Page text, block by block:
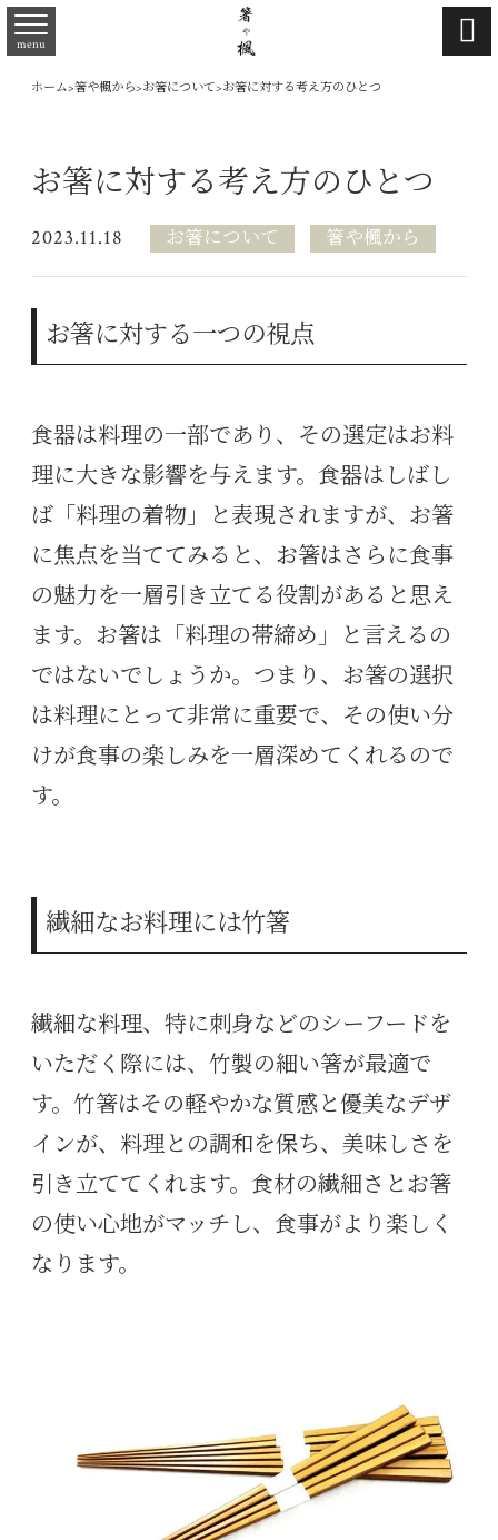
menu 
ホーム>箸や楓から>お箸について>お箸に対する考え方のひとつ
お箸に対する考え方のひとつ
2023.11.18 お箸について 箸や楓から
お箸に対する一つの視点
食器は料理の一部であり、その選定はお料
理に大きな影響を与えます。食器はしばし
ば「料理の着物」と表現されますが、お箸
に焦点を当ててみると、お箸はさらに食事
の魅力を一層引き立てる役割があると思え
ます。お箸は「料理の帯締め」と言えるの
ではないでしょうか。つまり、お箸の選択
は料理にとって非常に重要で、その使い分
けが食事の楽しみを一層深めてくれるので
す。
繊細なお料理には竹箸
繊細な料理、特に刺身などのシーフードを
いただく際には、竹製の細い箸が最適で
す。竹箸はその軽やかな質感と優美なデザ
インが、料理との調和を保ち、美味しさを
引き立ててくれます。食材の繊細さとお箸
の使い心地がマッチし、食事がより楽しく
なります。